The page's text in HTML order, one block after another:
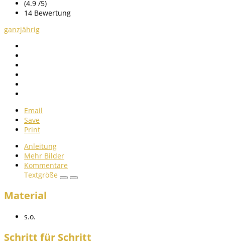
(4.9 /5)
14 Bewertung
ganzjährig
Email
Save
Print
Anleitung
Mehr Bilder
Kommentare
Textgröße
Material
s.o.
Schritt für Schritt